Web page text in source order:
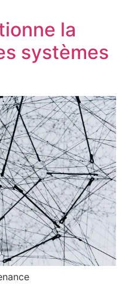
la
systèmes